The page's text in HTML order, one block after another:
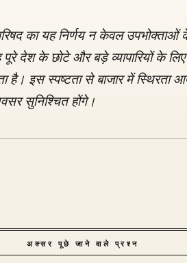
का यह निर्णय न केवल उपभोक्ताओं
पूरे देश के छोटे और बड़े व्यापारियों के
है। इस स्पष्टता से बाजार में स्थिरता
सुनिश्चित होंगे।
अक्सर पूछे जाने वाले प्रश्न